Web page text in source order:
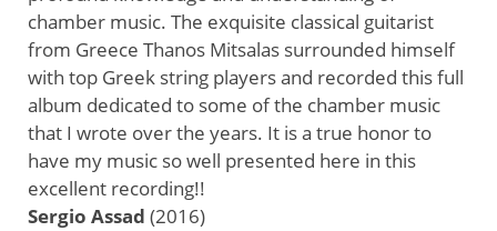
chamber music. The exquisite classical guitarist
from Greece Thanos Mitsalas surrounded himself
with top Greek string players and recorded this full
album dedicated to some of the chamber music
that I wrote over the years. It is a true honor to
have my music so well presented here in this
excellent recording!!
Sergio Assad (2016)